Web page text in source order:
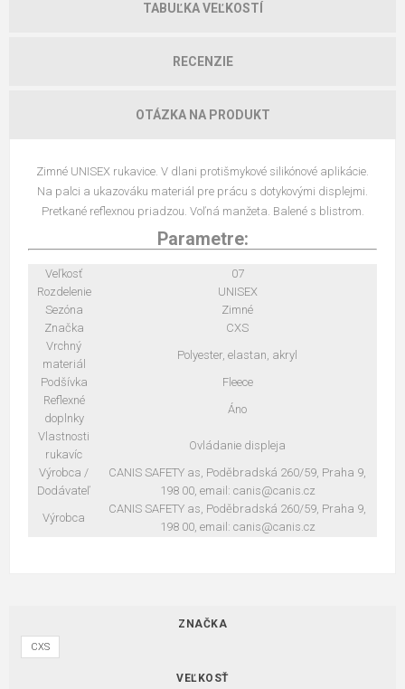
TABUĽKA VEĽKOSTÍ
RECENZIE
OTÁZKA NA PRODUKT
Zimné UNISEX rukavice. V dlani protišmykové silikónové aplikácie.
Na palci a ukazováku materiál pre prácu s dotykovými displejmi.
Pretkané reflexnou priadzou. Voľná manžeta. Balené s blistrom.
Parametre:
Veľkosť
07
Rozdelenie
UNISEX
Sezóna
Zimné
Značka
CXS
Vrchný
materiál
Polyester, elastan, akryl
Podšívka
Fleece
Reflexné
doplnky
Áno
Vlastnosti
rukavíc
Ovládanie displeja
Výrobca /
Dodávateľ
CANIS SAFETY as, Poděbradská 260/59, Praha 9,
198 00, email: canis@canis.cz
Výrobca
CANIS SAFETY as, Poděbradská 260/59, Praha 9,
198 00, email: canis@canis.cz
ZNAČKA
CXS
VEĽKOSŤ